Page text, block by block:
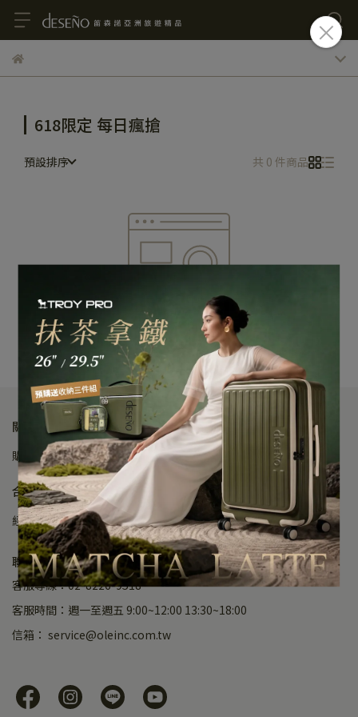
618限定 每日瘋搶
預設排序 共 0 件商品
很抱歉，無商品符合篩選條件
請重新輸入篩選
關於Deseno
購物說明 會員條款 隱私政策 反詐騙公告 公司資訊
合作諮詢
經銷代理 異業合作 企業/團體/福委 合作 KOL合作
聯絡資訊
客服專線：02-8226-9518
客服時間：週一至週五 9:00~12:00 13:30~18:00
信箱： service@oleinc.com.tw